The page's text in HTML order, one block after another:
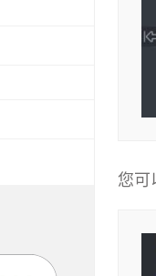
您可